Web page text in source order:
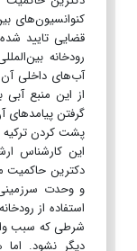
کنوانسیون‌های
قضایی تایید
رودخانه
آب‌های داخلی
از این منبع
گرفتن پیامدهای
پشت کردن ترکیه
این کارشناس
دکترین حاکمیت
و وحدت
استفاده از
شرطی که سبب
دیگر نشود.